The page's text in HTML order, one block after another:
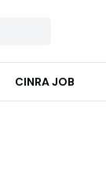
CINRA JOB